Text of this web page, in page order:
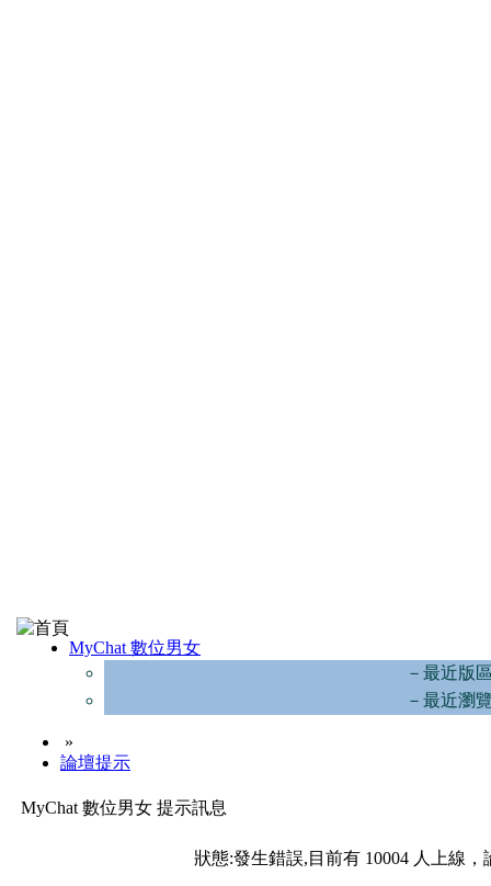
MyChat 數位男女
－最近版
－最近瀏
»
論壇提示
MyChat 數位男女 提示訊息
狀態:發生錯誤,目前有 10004 人上線